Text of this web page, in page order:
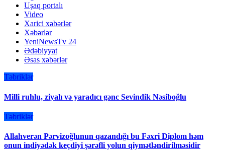
Uşaq portalı
Video
Xarici xəbərlər
Xəbərlər
YeniNewsTv 24
Ədəbiyyat
Əsas xəbərlər
Təbriklər
Milli ruhlu, ziyalı və yaradıcı gənc Sevindik Nəsiboğlu
Təbriklər
Allahverən Pərvizoğlunun qazandığı bu Fəxri Diplom həm
onun indiyədək keçdiyi şərəfli yolun qiymətləndirilməsidir